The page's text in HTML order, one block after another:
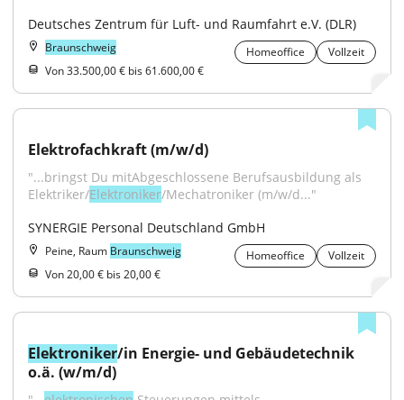
Deutsches Zentrum für Luft- und Raumfahrt e.V. (DLR)
Braunschweig Homeoffice
Vollzeit
Von 33.500,00 € bis 61.600,00 €
Elektrofachkraft (m/w/d)
"...bringst Du mitAbgeschlossene Berufsausbildung als
Elektriker/Elektroniker/Mechatroniker (m/w/d..."
SYNERGIE Personal Deutschland GmbH
Peine, Raum Braunschweig Homeoffice
Vollzeit
Von 20,00 € bis 20,00 €
Elektroniker/in Energie- und Gebäudetechnik
o.ä. (w/m/d)